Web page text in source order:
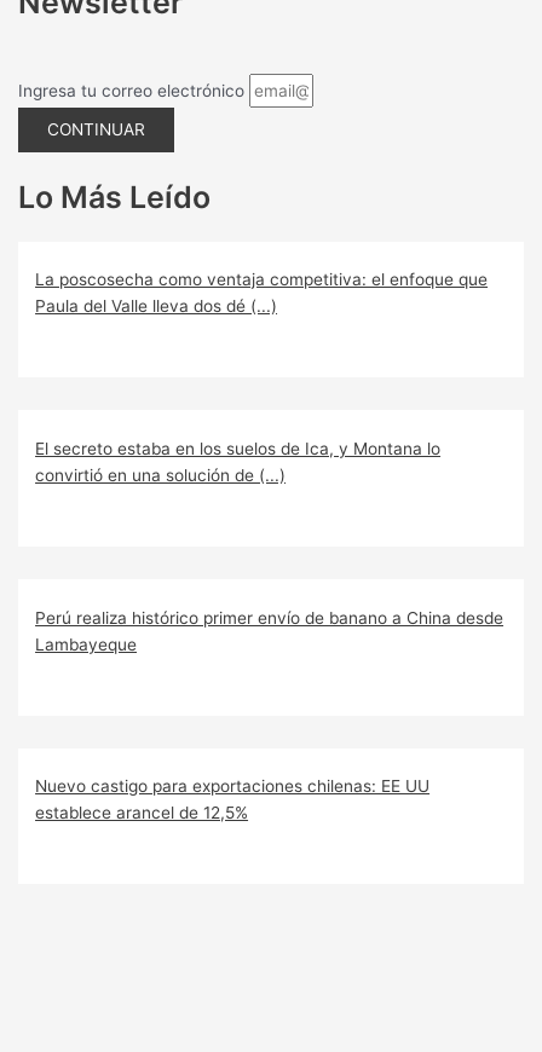
Ingresa tu correo electrónico
CONTINUAR
Lo Más Leído
La poscosecha como ventaja competitiva: el enfoque que
Paula del Valle lleva dos dé (...)
El secreto estaba en los suelos de Ica, y Montana lo
convirtió en una solución de (...)
Perú realiza histórico primer envío de banano a China desde
Lambayeque
Nuevo castigo para exportaciones chilenas: EE UU
establece arancel de 12,5%